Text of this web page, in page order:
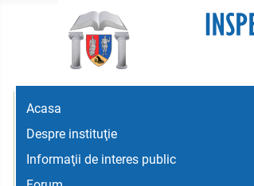
Acasa
Despre instituţie
Informaţii de interes public